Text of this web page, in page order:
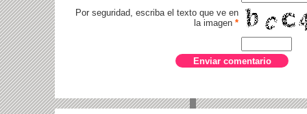
Por seguridad, escriba el texto que ve en
la imagen *